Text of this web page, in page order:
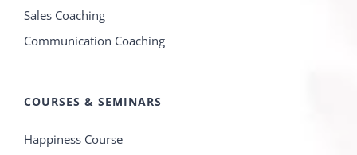
Sales Coaching
Communication Coaching
COURSES & SEMINARS
Happiness Course